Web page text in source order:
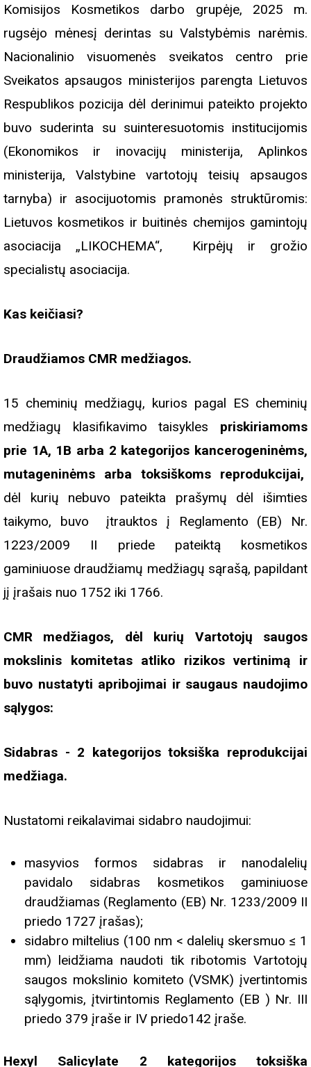
Komisijos Kosmetikos darbo grupėje, 2025 m.
rugsėjo mėnesį derintas su Valstybėmis narėmis.
Nacionalinio visuomenės sveikatos centro prie
Sveikatos apsaugos ministerijos parengta Lietuvos
Respublikos pozicija dėl derinimui pateikto projekto
buvo suderinta su suinteresuotomis institucijomis
(Ekonomikos ir inovacijų ministerija, Aplinkos
ministerija, Valstybine vartotojų teisių apsaugos
tarnyba) ir asocijuotomis pramonės struktūromis:
Lietuvos kosmetikos ir buitinės chemijos gamintojų
asociacija „LIKOCHEMA“, Kirpėjų ir grožio
specialistų asociacija.
Kas keičiasi?
Draudžiamos CMR medžiagos.
15 cheminių medžiagų, kurios pagal ES cheminių
medžiagų klasifikavimo taisykles
priskiriamoms
prie 1A, 1B arba 2 kategorijos kancerogeninėms,
mutageninėms arba toksiškoms reprodukcijai,
dėl kurių nebuvo pateikta prašymų dėl išimties
taikymo, buvo įtrauktos į Reglamento (EB) Nr.
1223/2009 II priede pateiktą kosmetikos
gaminiuose draudžiamų medžiagų sąrašą, papildant
jį įrašais nuo 1752 iki 1766.
CMR medžiagos, dėl kurių Vartotojų saugos
mokslinis komitetas atliko rizikos vertinimą ir
buvo nustatyti apribojimai ir saugaus naudojimo
sąlygos:
Sidabras - 2 kategorijos toksiška reprodukcijai
medžiaga.
Nustatomi reikalavimai sidabro naudojimui:
masyvios formos sidabras ir nanodalelių
pavidalo sidabras kosmetikos gaminiuose
draudžiamas (Reglamento (EB) Nr. 1233/2009 II
priedo 1727 įrašas);
sidabro miltelius (100 nm < dalelių skersmuo ≤ 1
mm) leidžiama naudoti tik ribotomis Vartotojų
saugos mokslinio komiteto (VSMK) įvertintomis
sąlygomis, įtvirtintomis Reglamento (EB ) Nr. III
priedo 379 įraše ir IV priedo142 įraše.
Hexyl Salicylate 2 kategorijos toksiška